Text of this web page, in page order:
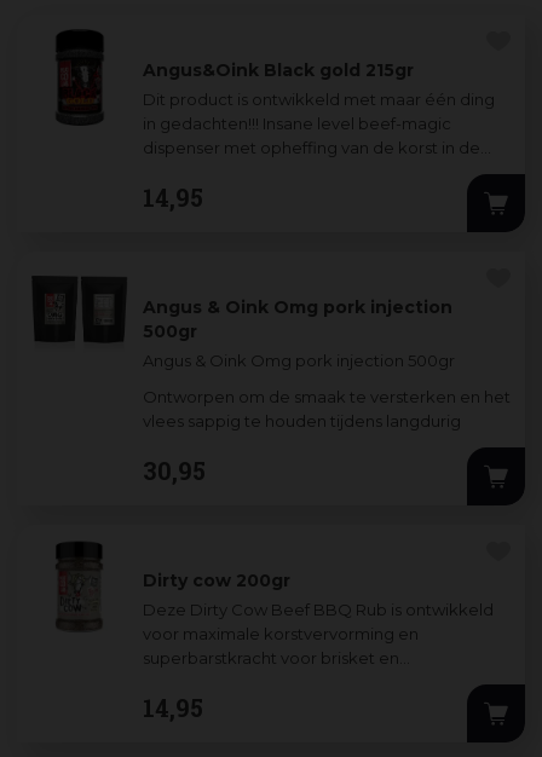
Angus&Oink Black gold 215gr
Dit product is ontwikkeld met maar één ding
in gedachten!!! Insane level beef-magic
dispenser met opheffing van de korst in de
ondervacht en geen slipje
14,95
Angus & Oink Omg pork injection
500gr
Angus & Oink Omg pork injection 500gr
Ontworpen om de smaak te versterken en het
vlees sappig te houden tijdens langdurig
30,95
Dirty cow 200gr
Deze Dirty Cow Beef BBQ Rub is ontwikkeld
voor maximale korstvervorming en
superbarstkracht voor brisket en
omgeving. Dirty Cow Beef BBQ
14,95